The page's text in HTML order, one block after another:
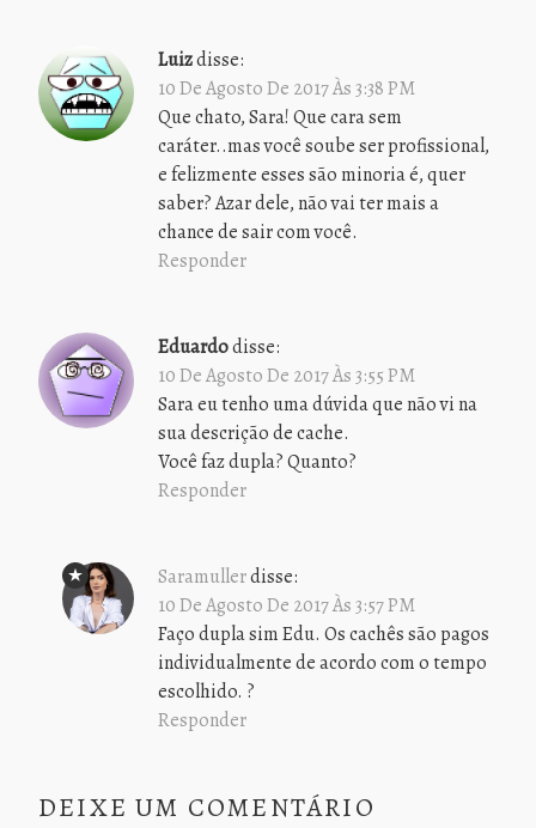
Luizdisse:
10 De Agosto De 2017 Às 3:38 PM
Que chato, Sara! Que cara sem
caráter..mas você soube ser profissional,
e felizmente esses são minoria é, quer
saber? Azar dele, não vai ter mais a
chance de sair com você.
Responder
Eduardodisse:
10 De Agosto De 2017 Às 3:55 PM
Sara eu tenho uma dúvida que não vi na
sua descrição de cache.
Você faz dupla? Quanto?
Responder
Saramullerdisse:
10 De Agosto De 2017 Às 3:57 PM
Faço dupla sim Edu. Os cachês são pagos
individualmente de acordo com o tempo
escolhido. ?
Responder
DEIXE UM COMENTÁRIO